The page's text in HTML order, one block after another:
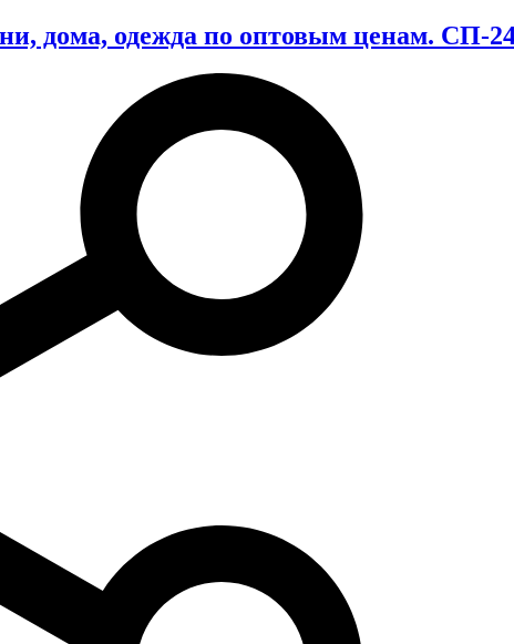
дома, одежда по оптовым ценам. СП-